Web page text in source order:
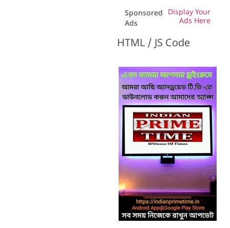
Sponsored
Ads
Display Your
Ads Here
HTML / JS Code